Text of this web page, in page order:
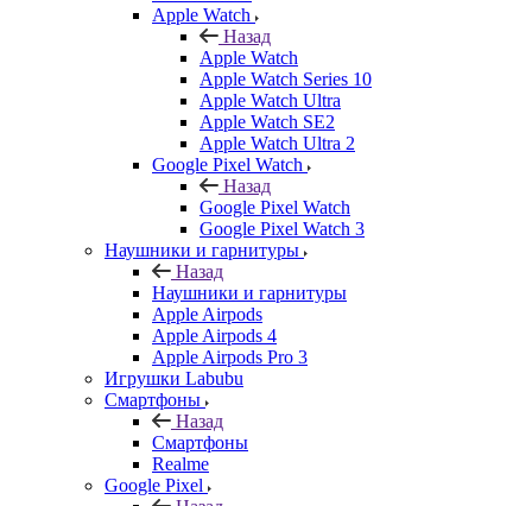
Apple Watch
Назад
Apple Watch
Apple Watch Series 10
Apple Watch Ultra
Apple Watch SE2
Apple Watch Ultra 2
Google Pixel Watch
Назад
Google Pixel Watch
Google Pixel Watch 3
Наушники и гарнитуры
Назад
Наушники и гарнитуры
Apple Airpods
Apple Airpods 4
Apple Airpods Pro 3
Игрушки Labubu
Смартфоны
Назад
Смартфоны
Realme
Google Pixel